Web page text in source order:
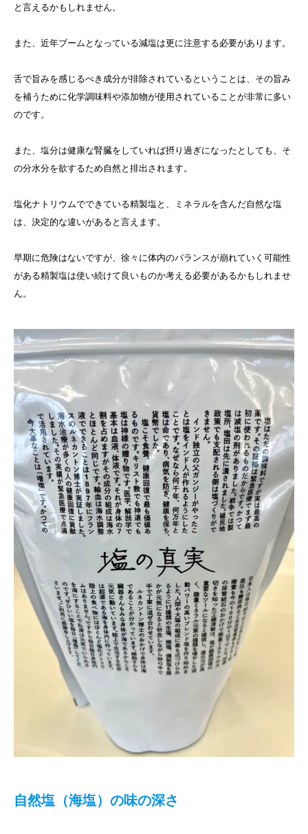
と言えるかもしれません。
また、近年ブームとなっている減塩は更に注意する必要があります。
舌で旨みを感じるべき成分が排除されているということは、その旨み
を補うために化学調味料や添加物が使用されていることが非常に多い
のです。
また、塩分は健康な腎臓をしていれば摂り過ぎになったとしても、そ
の分水分を欲するため自然と排出されます。
塩化ナトリウムでできている精製塩と、ミネラルを含んだ自然な塩
は、決定的な違いがあると言えます。
早期に危険はないですが、徐々に体内のバランスが崩れていく可能性
がある精製塩は使い続けて良いものか考える必要があるかもしれませ
ん。
自然塩（海塩）の味の深さ